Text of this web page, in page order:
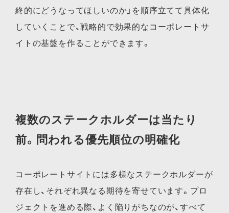
終的にどうなってほしいのか」を順序立てて具体化
していくことで、戦略的で効果的なコーポレートサ
イトの基盤を作ることができます。
複数のステークホルダーは当たり
前。問われる優先順位の明確化
コーポレートサイトには多様なステークホルダーが
存在し、それぞれ異なる期待を寄せています。プロ
ジェクトを進める際、よく陥りがちなのが、すべて